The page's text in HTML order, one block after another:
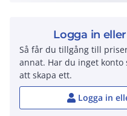
Logga in
Så får du tillgång till
annat. Har du inget
att skapa ett.
Logga in